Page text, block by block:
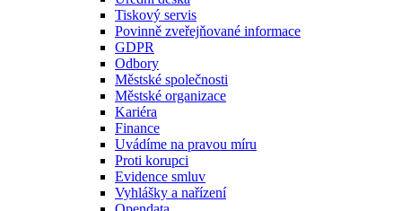
Tiskový servis
Povinně zveřejňované informace
GDPR
Odbory
Městské společnosti
Městské organizace
Kariéra
Finance
Uvádíme na pravou míru
Proti korupci
Evidence smluv
Vyhlášky a nařízení